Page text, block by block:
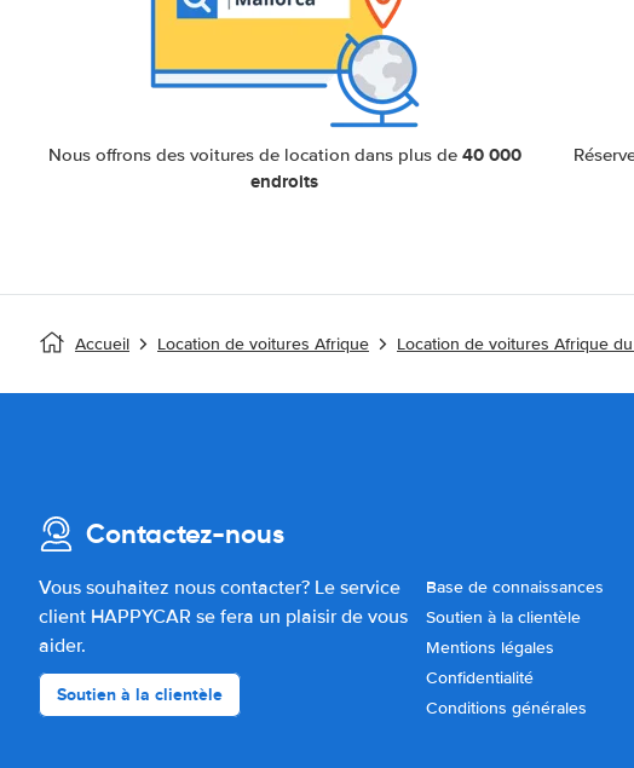
Nous offrons des voitures de location dans plus de 40 000
endroits
Accueil Location de voitures Afrique Location de voitures Afrique
Contactez-nous
Vous souhaitez nous contacter? Le service
client HAPPYCAR se fera un plaisir de vous
aider.
Soutien à la clientèle
Base de connaissances
Soutien à la clientèle
Mentions légales
Confidentialité
Conditions générales